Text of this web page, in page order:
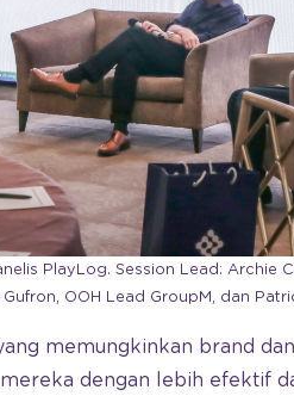
PlayLog. Session Lead: Archie
OOH Lead GroupM, dan
memungkinkan brand
dengan lebih efektif